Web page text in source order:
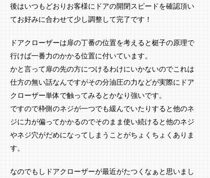
後はいつもどおりお客様にドアの開閉スピードを確認頂い
てお好みに合わせて少し調整して完了です！
ドアクローザーは扉の丁番の位置を考えると梃子の原理で
行けば一番力のかかる位置に付いています。
かと言って扉の先の方につけるわけにいかないのでこれは
仕方の無い話なんですがその分油圧の力などが実際にドア
クローザー単体で触ってみるとかなり強いです。
ですので枠側のネジが一つでも緩んでいたりすると他のネ
ジに力が偏ってかかるのでそのまま使い続けると他のネジ
やネジ穴がだめになってしまうことがちょくちょくありま
す。
なのでもしドアクローザーが最近がたつくなぁと思いまし